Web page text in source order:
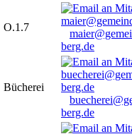
O.1.7
berg.de
Bücherei
berg.de